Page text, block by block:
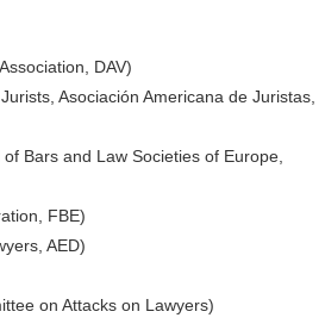
DAV)
Asociación Americana de Juristas,
Bars and Law Societies of Europe,
FBE)
AED)
on Attacks on Lawyers)